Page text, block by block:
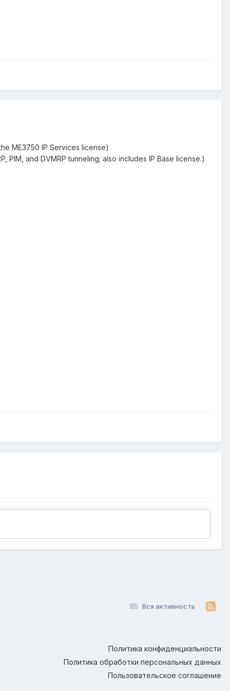
ME3750 IP Services license)
PIM, and DVMRP tunneling; also includes IP Base license.)
Вся активность
Политика конфиденциальности
Политика обработки персональных данных
Пользовательское соглашение